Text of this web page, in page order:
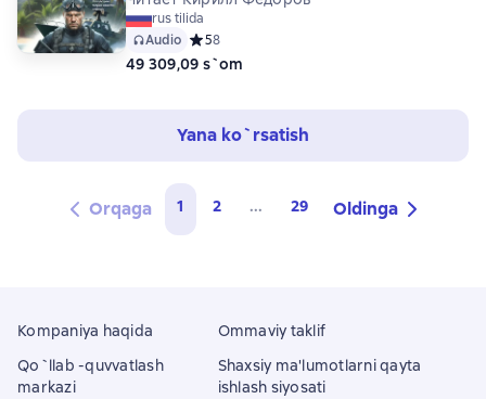
rus tilida
Audio Средний рейтинг 5 на основе 8 оценок
58
49 309,09 s`om
Yana ko`rsatish
Orqaga 1 2 ... 29 Oldinga
Kompaniya haqida
Qo`llab -quvvatlash
markazi
Ommaviy taklif
Shaxsiy ma'lumotlarni qayta
ishlash siyosati